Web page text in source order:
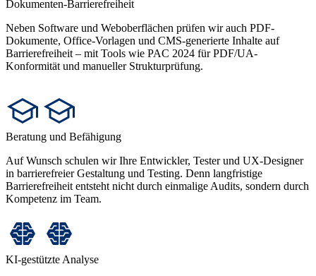
Dokumenten-Barrierefreiheit
Neben Software und Weboberflächen prüfen wir auch PDF-
Dokumente, Office-Vorlagen und CMS-generierte Inhalte auf
Barrierefreiheit – mit Tools wie PAC 2024 für PDF/UA-
Konformität und manueller Strukturprüfung.
Beratung und Befähigung
Auf Wunsch schulen wir Ihre Entwickler, Tester und UX-Designer
in barrierefreier Gestaltung und Testing. Denn langfristige
Barrierefreiheit entsteht nicht durch einmalige Audits, sondern durch
Kompetenz im Team.
KI-gestützte Analyse